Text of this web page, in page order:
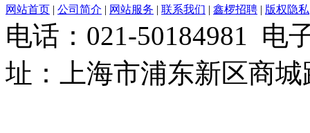
网站首页 | 公司简介 | 网站服务 | 联系我们 | 鑫椤招聘 | 版权隐私
电话：021-50184981 电
址：上海市浦东新区商